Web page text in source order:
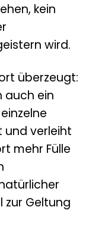
kein
wird.
überzeugt:
auch ein
verleiht
mehr Fülle
zur Geltung